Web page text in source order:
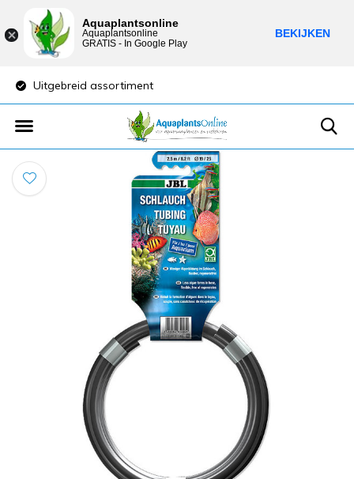
Uitgebreid assortiment
Aquaplantsonline
Aquaplantsonline
GRATIS - In Google Play
BEKIJKEN